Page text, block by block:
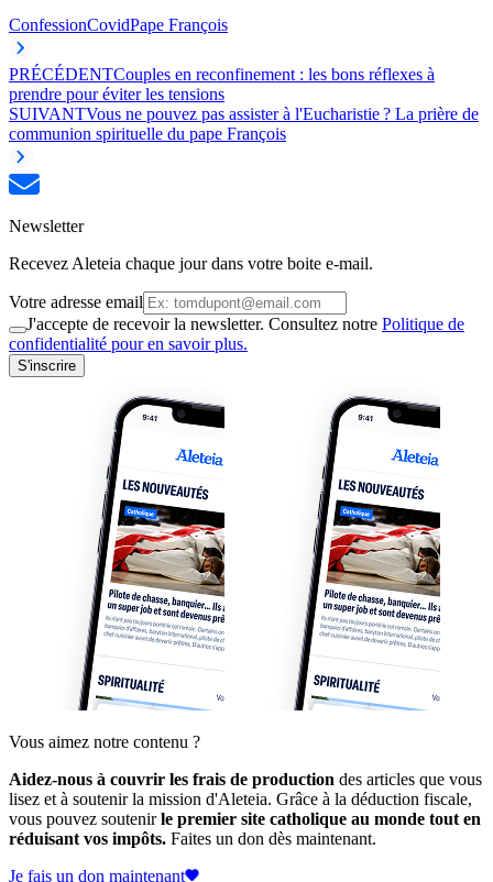
ConfessionCovidPape François
PRÉCÉDENTCouples en reconfinement : les bons réflexes à
prendre pour éviter les tensions
SUIVANTVous ne pouvez pas assister à l'Eucharistie ? La prière de
communion spirituelle du pape François
Newsletter
Recevez Aleteia chaque jour dans votre boite e-mail.
Votre adresse email
J'accepte de recevoir la newsletter. Consultez notre Politique de
confidentialité pour en savoir plus.
S'inscrire
Vous aimez notre contenu ?
Aidez-nous à couvrir les frais de production des articles que vous
lisez et à soutenir la mission d'Aleteia. Grâce à la déduction fiscale,
vous pouvez soutenirle premier site catholique au monde tout en
réduisant vos impôts. Faites un don dès maintenant.
Je fais un don maintenant